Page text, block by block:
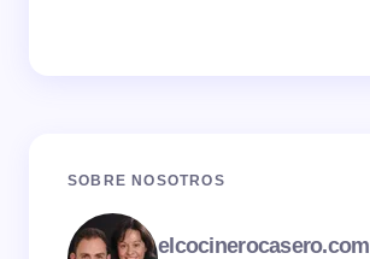
SOBRE NOSOTROS
elcocinerocasero.com